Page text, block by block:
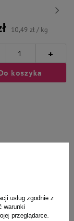
10,49 zł / kg
+
koszyka
dla psa Luger's
usług zgodnie z
warunki
przeglądarce.